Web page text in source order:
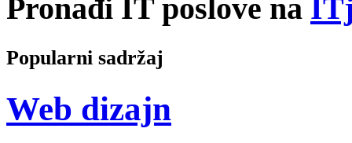
Pronađi IT poslove na
Popularni sadržaj
Web dizajn